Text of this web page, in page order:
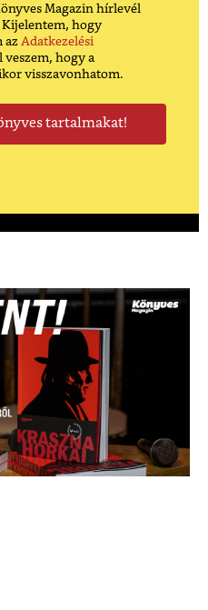
Magazin hírlevél
Kijelentem, hogy
az Adatkezelési
veszem, hogy a
visszavonhatom.